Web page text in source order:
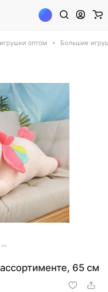
оптом Большие
65 см